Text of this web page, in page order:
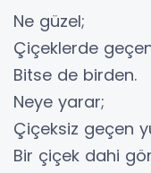
Ne güzel;
Çiçeklerde
Bitse de birden.
Neye yarar;
Çiçeksiz geçen
Bir çiçek dahi